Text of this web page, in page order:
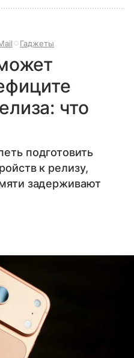
Гаджеты
что
подготовить
к релизу,
задерживают